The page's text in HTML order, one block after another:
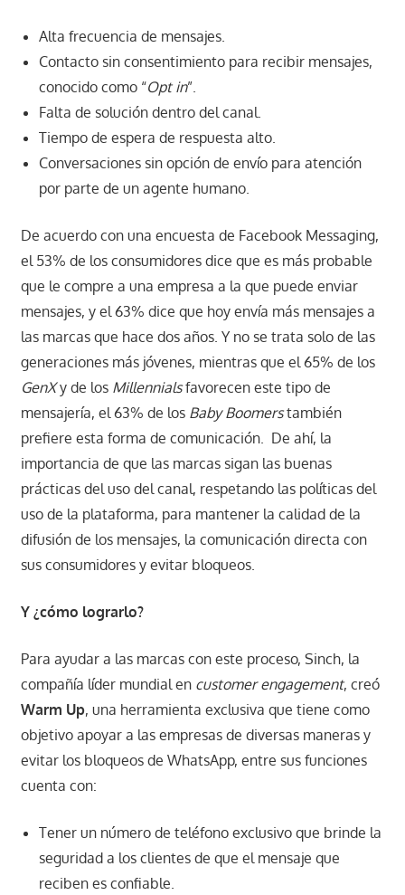
Alta frecuencia de mensajes.
Contacto sin consentimiento para recibir mensajes,
conocido como “Opt in”.
Falta de solución dentro del canal.
Tiempo de espera de respuesta alto.
Conversaciones sin opción de envío para atención
por parte de un agente humano.
De acuerdo con una encuesta de Facebook Messaging,
el 53% de los consumidores dice que es más probable
que le compre a una empresa a la que puede enviar
mensajes, y el 63% dice que hoy envía más mensajes a
las marcas que hace dos años. Y no se trata solo de las
generaciones más jóvenes, mientras que el 65% de los
GenXy de los Millennialsfavorecen este tipo de
mensajería, el 63% de los Baby Boomerstambién
prefiere esta forma de comunicación. De ahí, la
importancia de que las marcas sigan las buenas
prácticas del uso del canal, respetando las políticas del
uso de la plataforma, para mantener la calidad de la
difusión de los mensajes, la comunicación directa con
sus consumidores y evitar bloqueos.
Y ¿cómo lograrlo?
Para ayudar a las marcas con este proceso, Sinch, la
compañía líder mundial en customer engagement, creó
Warm Up, una herramienta exclusiva que tiene como
objetivo apoyar a las empresas de diversas maneras y
evitar los bloqueos de WhatsApp, entre sus funciones
cuenta con:
Tener un número de teléfono exclusivo que brinde la
seguridad a los clientes de que el mensaje que
reciben es confiable.